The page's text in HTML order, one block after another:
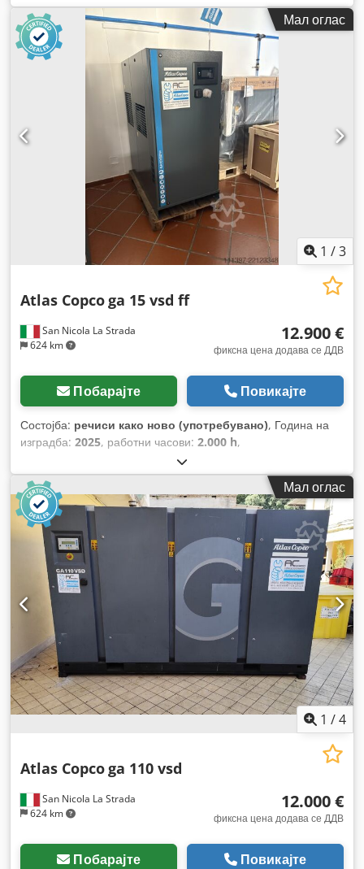
Мал оглас
1 /3
San Nicola La Strada
624 km
Atlas Copcoga 15 vsd ff
12.900 €
фиксна цена додава се ДДВ
Побарајте Повикајте
Состојба: речиси како ново (употребувано), Година на
изградба: 2025, работни часови: 2.000 h,
Мал оглас
1 /4
San Nicola La Strada
624 km
Atlas Copcoga 110 vsd
12.000 €
фиксна цена додава се ДДВ
Побарајте Повикајте